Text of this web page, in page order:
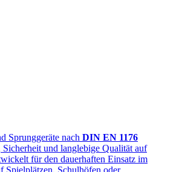
Sprunggeräte nach DIN EN 1176
und langlebige Qualität auf
für den dauerhaften Einsatz im